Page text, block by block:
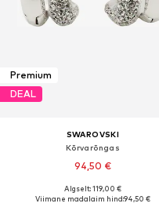
Premium
DEAL
SWAROVSKI
Kõrvarõngas
94,50 €
Saadaolevad suurused: One Size
Algselt: 119,00 €
Viimane madalaim hind:94,50 €